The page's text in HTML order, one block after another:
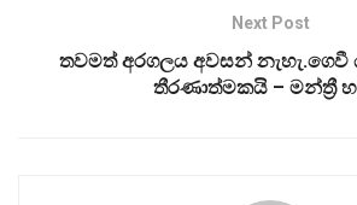
Next Post
තවමත් අරගලය අවසන්
තීරණාත්මකයි – මන්ත්‍රී